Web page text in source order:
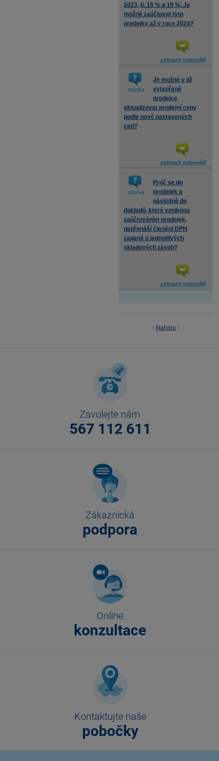
2023, tj. 15 % a 10 %. Je
možné zaúčtovat tyto
prodejky až v roce 2024?
zobrazit odpověď
otázka
Je možné v již
vytvořené
prodejce
aktualizovat prodejní ceny
podle nově nastavených
cen?
zobrazit odpověď
otázka
Proč se do
prodejek a
následně do
dokladů, které vzniknou
zaúčtováním prodejek,
nepřenáší členění DPH
zadané u jednotlivých
skladových zásob?
zobrazit odpověď
↑ Nahoru ↑
Zavolejte nám
567 112 611
Zákaznická
podpora
Online
konzultace
Kontaktujte naše
pobočky